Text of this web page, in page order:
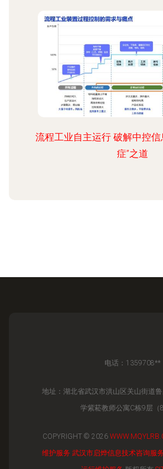
流程工业自主运行 破解中控信
症”之道
电话：1359708**
地址：湖北省武汉市洪山区关山街道
学紫菘教师公寓C栋9层（
COPYRIGHT © 2026
维护服务 武汉市启烨信息技术咨询服